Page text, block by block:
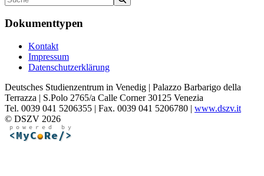
Dokumenttypen
Kontakt
Impressum
Datenschutzerklärung
Deutsches Studienzentrum in Venedig | Palazzo Barbarigo della
Terrazza | S.Polo 2765/a Calle Corner 30125 Venezia
Tel. 0039 041 5206355 | Fax. 0039 041 5206780 | www.dszv.it
© DSZV 2026